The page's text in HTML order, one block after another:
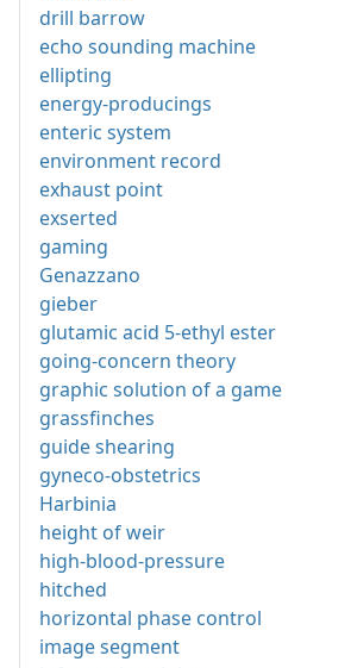
drill barrow
echo sounding machine
ellipting
energy-producings
enteric system
environment record
exhaust point
exserted
gaming
Genazzano
gieber
glutamic acid 5-ethyl ester
going-concern theory
graphic solution of a game
grassfinches
guide shearing
gyneco-obstetrics
Harbinia
height of weir
high-blood-pressure
hitched
horizontal phase control
image segment